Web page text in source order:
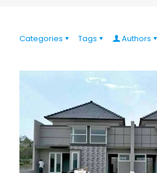
Categories Tags Authors